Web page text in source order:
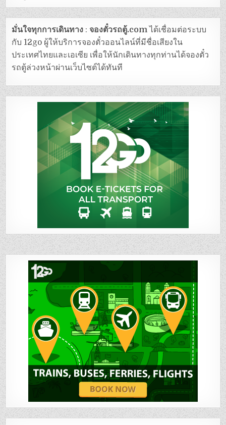
มั่นใจทุกการเดินทาง :จองตั๋วรถตู้.comได้เชื่อมต่อระบบ
กับ 12go ผู้ให้บริการจองตั๋วออนไลน์ที่มีชื่อเสียงใน
ประเทศไทยและเอเซีย เพื่อให้นักเดินทางทุกท่านได้จองตั๋ว
รถตู้ล่วงหน้าผ่านเว็บไซต์ได้ทันที